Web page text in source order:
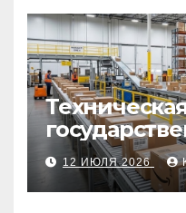
«Честный
12 ИЮЛЯ 2026